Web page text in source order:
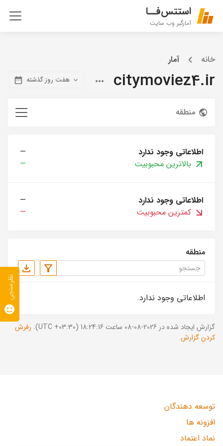
استتس‌فــا
آمارگیر وب سایت
خانه آمار
citymoviez4.ir هفت روز گذشته
منطقه
اطلاعاتی وجود ندارد
—
بالاترین محبوبیت
—
اطلاعاتی وجود ندارد
—
کمترین محبوبیت
—
منطقه
اطلاعاتی وجود ندارد.
گزارش ایجاد شده در 2026-08-08 ساعت 18:24:16 (UTC +03:30).
رفرش
کردن گزارش
توسعه دهندگان
افزونه ها
نماد اعتماد
نظرسنجی